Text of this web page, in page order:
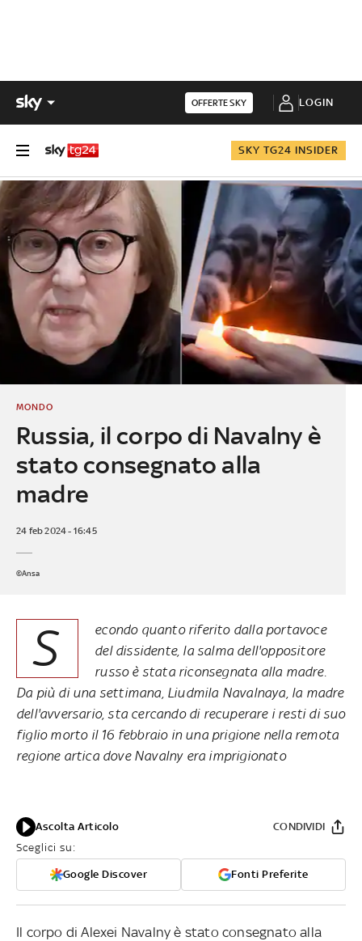
OFFERTE SKY LOGIN
SKY TG24 INSIDER
Russia, il corpo di Navalny è
stato consegnato alla
madre
MONDO
24 feb 2024 - 16:45
©Ansa
S
econdo quanto riferito dalla portavoce
del dissidente, la salma dell'oppositore
russo è stata riconsegnata alla madre.
Da più di una settimana, Liudmila Navalnaya, la madre
dell'avversario, sta cercando di recuperare i resti di suo
figlio morto il 16 febbraio in una prigione nella remota
regione artica dove Navalny era imprigionato
Ascolta Articolo
Sceglici su:
Google Discover Fonti Preferite
CONDIVIDI
Il corpo di Alexei Navalny è stato consegnato alla